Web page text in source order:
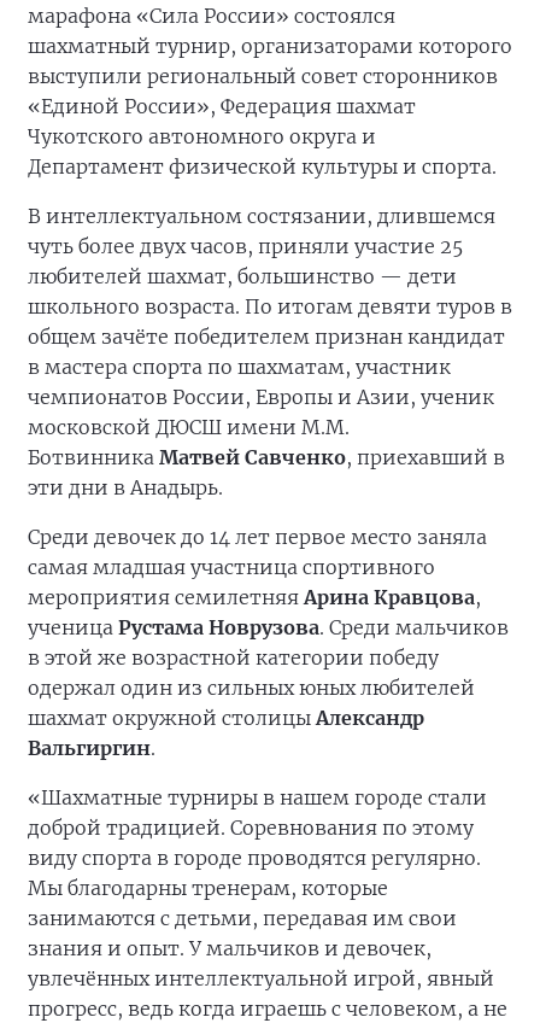
марафона «Сила России» состоялся
шахматный турнир, организаторами которого
выступили региональный совет сторонников
«Единой России», Федерация шахмат
Чукотского автономного округа и
Департамент физической культуры и спорта.
В интеллектуальном состязании, длившемся
чуть более двух часов, приняли участие 25
любителей шахмат, большинство — дети
школьного возраста. По итогам девяти туров в
общем зачёте победителем признан кандидат
в мастера спорта по шахматам, участник
чемпионатов России, Европы и Азии, ученик
московской ДЮСШ имени М.М.
Ботвинника Матвей Савченко, приехавший в
эти дни в Анадырь.
Среди девочек до 14 лет первое место заняла
самая младшая участница спортивного
мероприятия семилетняяАрина Кравцова,
ученица Рустама Новрузова. Среди мальчиков
в этой же возрастной категории победу
одержал один из сильных юных любителей
шахмат окружной столицыАлександр
Вальгиргин.
«Шахматные турниры в нашем городе стали
доброй традицией. Соревнования по этому
виду спорта в городе проводятся регулярно.
Мы благодарны тренерам, которые
занимаются с детьми, передавая им свои
знания и опыт. У мальчиков и девочек,
увлечённых интеллектуальной игрой, явный
прогресс, ведь когда играешь с человеком, а не